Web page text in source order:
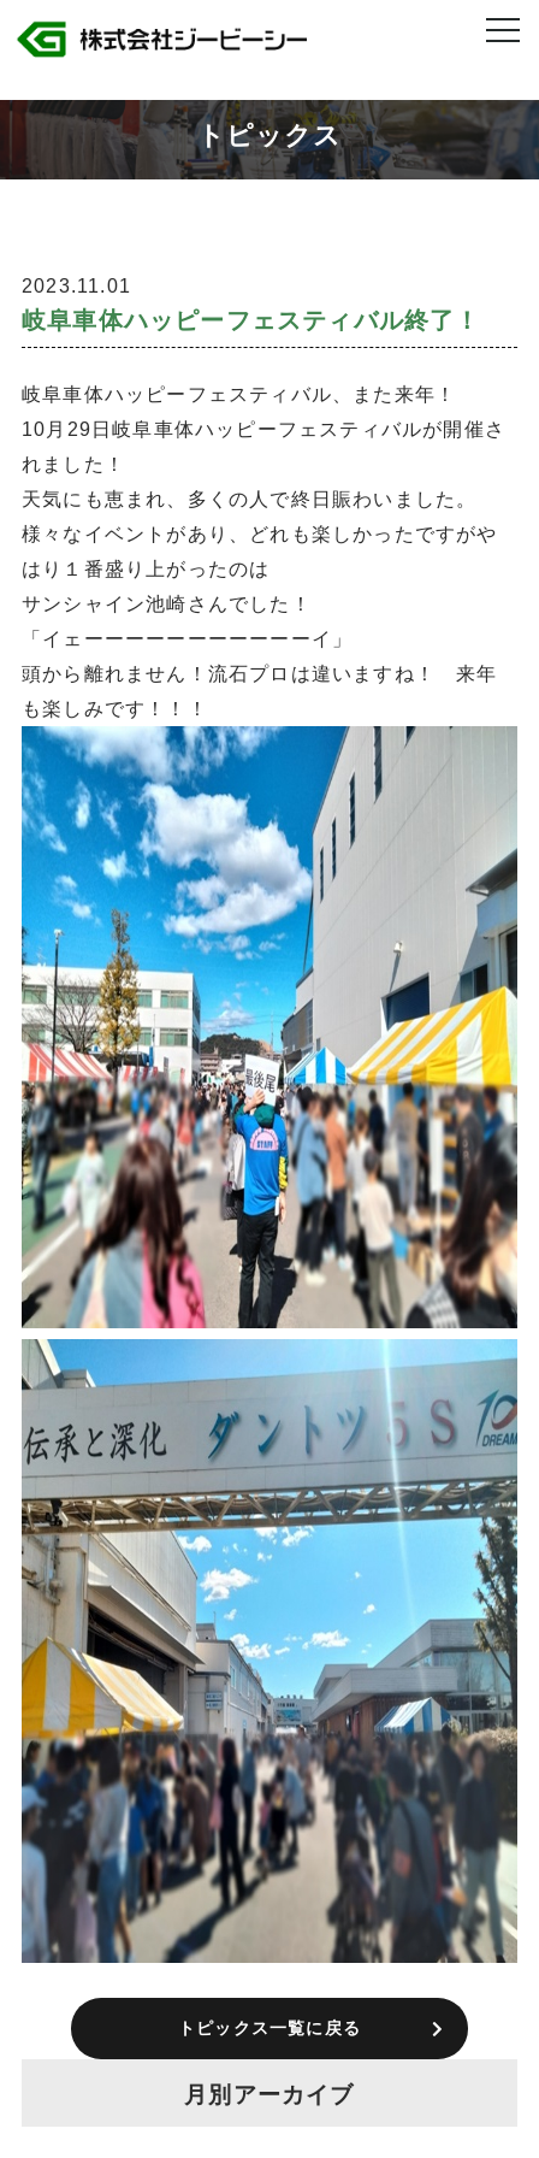
株式会社ジービーシー 岐阜県・愛知県のトヨタグループ製造人材派遣
>岐阜車体ハッピーフェスティバル終了！
トピックス
2023.11.01
岐阜車体ハッピーフェスティバル終了！
岐阜車体ハッピーフェスティバル、また来年！
10月29日岐阜車体ハッピーフェスティバルが開催さ
れました！
天気にも恵まれ、多くの人で終日賑わいました。
様々なイベントがあり、どれも楽しかったですがや
はり１番盛り上がったのは
サンシャイン池崎さんでした！
「イェーーーーーーーーーーーイ」
頭から離れません！流石プロは違いますね！ 来年
も楽しみです！！！
トピックス一覧に戻る
月別アーカイブ